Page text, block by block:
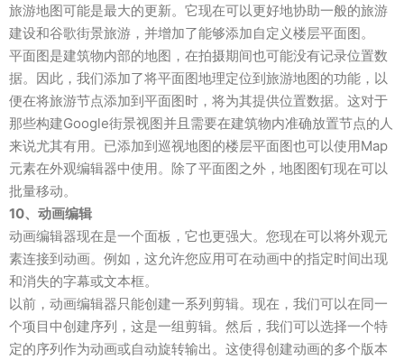
旅游地图可能是最大的更新。它现在可以更好地协助一般的旅游
建设和谷歌街景旅游，并增加了能够添加自定义楼层平面图。
平面图是建筑物内部的地图，在拍摄期间也可能没有记录位置数
据。因此，我们添加了将平面图地理定位到旅游地图的功能，以
便在将旅游节点添加到平面图时，将为其提供位置数据。这对于
那些构建Google街景视图并且需要在建筑物内准确放置节点的人
来说尤其有用。已添加到巡视地图的楼层平面图也可以使用Map
元素在外观编辑器中使用。除了平面图之外，地图图钉现在可以
批量移动。
10、动画编辑
动画编辑器现在是一个面板，它也更强大。您现在可以将外观元
素连接到动画。例如，这允许您应用可在动画中的指定时间出现
和消失的字幕或文本框。
以前，动画编辑器只能创建一系列剪辑。现在，我们可以在同一
个项目中创建序列，这是一组剪辑。然后，我们可以选择一个特
定的序列作为动画或自动旋转输出。这使得创建动画的多个版本